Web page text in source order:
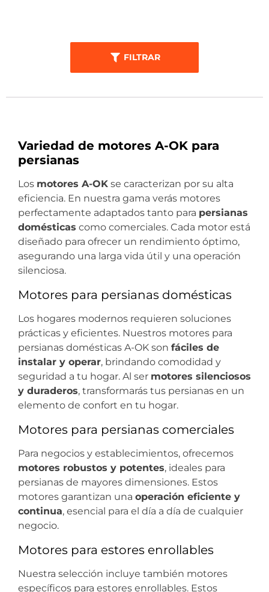
FILTRAR
Variedad de motores A-OK para
persianas
Los motores A-OK se caracterizan por su alta
eficiencia. En nuestra gama verás motores
perfectamente adaptados tanto para persianas
domésticas como comerciales. Cada motor está
diseñado para ofrecer un rendimiento óptimo,
asegurando una larga vida útil y una operación
silenciosa.
Motores para persianas domésticas
Los hogares modernos requieren soluciones
prácticas y eficientes. Nuestros motores para
persianas domésticas A-OK son fáciles de
instalar y operar, brindando comodidad y
seguridad a tu hogar. Al ser motores silenciosos
y duraderos, transformarás tus persianas en un
elemento de confort en tu hogar.
Motores para persianas comerciales
Para negocios y establecimientos, ofrecemos
motores robustos y potentes, ideales para
persianas de mayores dimensiones. Estos
motores garantizan una operación eficiente y
continua, esencial para el día a día de cualquier
negocio.
Motores para estores enrollables
Nuestra selección incluye también motores
específicos para estores enrollables. Estos